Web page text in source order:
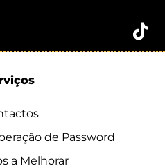
de Password
a Melhorar